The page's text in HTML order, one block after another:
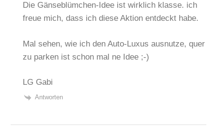
Die Gänseblümchen-Idee ist wirklich klasse. ich
freue mich, dass ich diese Aktion entdeckt habe.
Mal sehen, wie ich den Auto-Luxus ausnutze, quer
zu parken ist schon mal ne Idee ;-)
LG Gabi
Antworten